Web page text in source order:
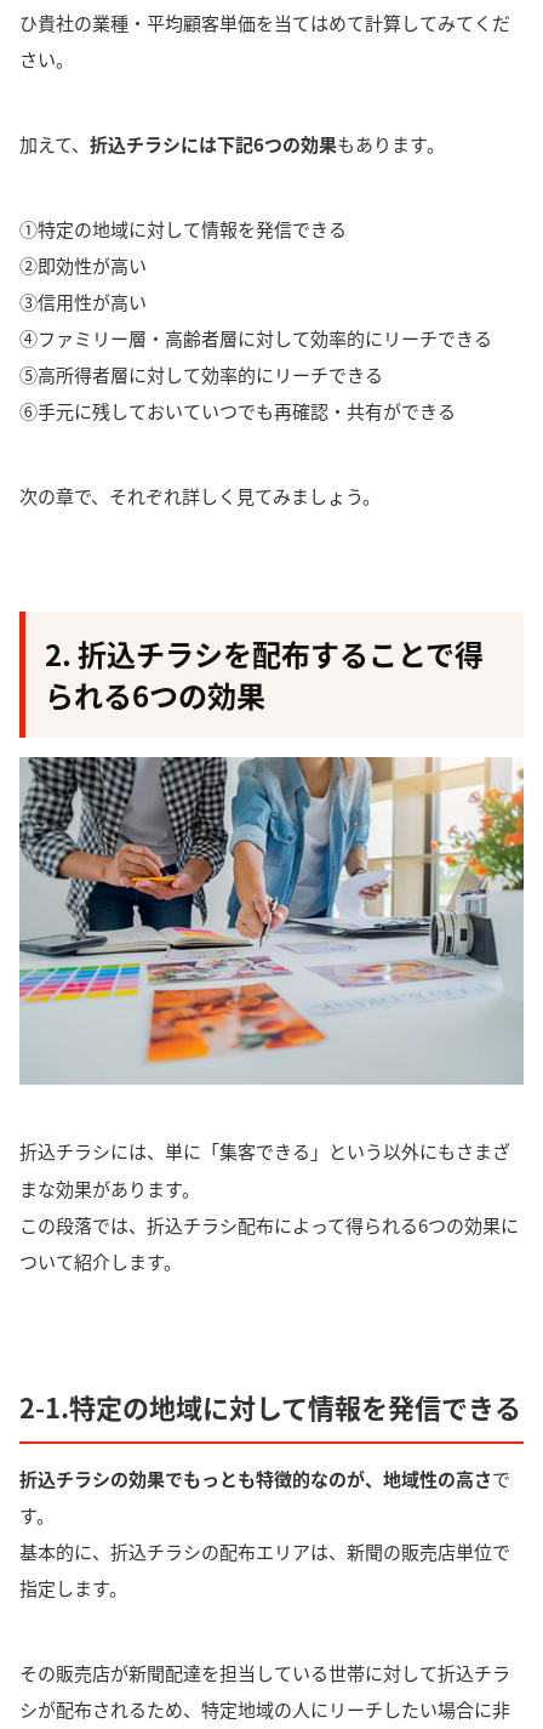
ひ貴社の業種・平均顧客単価を当てはめて計算してみてくだ
さい。
加えて、 折込チラシには下記6つの効果もあります。
①特定の地域に対して情報を発信できる
②即効性が高い
③信用性が高い
④ファミリー層・高齢者層に対して効率的にリーチできる
⑤高所得者層に対して効率的にリーチできる
⑥手元に残しておいていつでも再確認・共有ができる
次の章で、それぞれ詳しく見てみましょう。
2. 折込チラシを配布することで得
られる6つの効果
折込チラシには、単に「集客できる」という以外にもさまざ
まな効果があります。
この段落では、折込チラシ配布によって得られる6つの効果に
ついて紹介します。
2-1.特定の地域に対して情報を発信できる
折込チラシの効果でもっとも特徴的なのが、地域性の高さで
す。
基本的に、 折込チラシの配布エリアは、新聞の販売店単位で
指定します。
その販売店が新聞配達を担当している世帯に対して折込チラ
シが配布されるため、特定地域の人にリーチしたい場合に非